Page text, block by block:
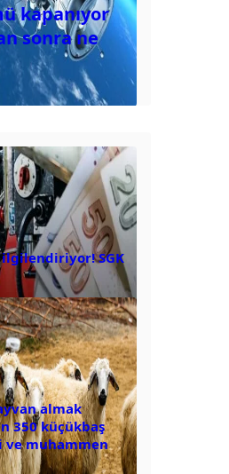
kapanıyor
sonra ne
ilgilendiriyor! SGK
almak
350 küçükbaş
muhammen